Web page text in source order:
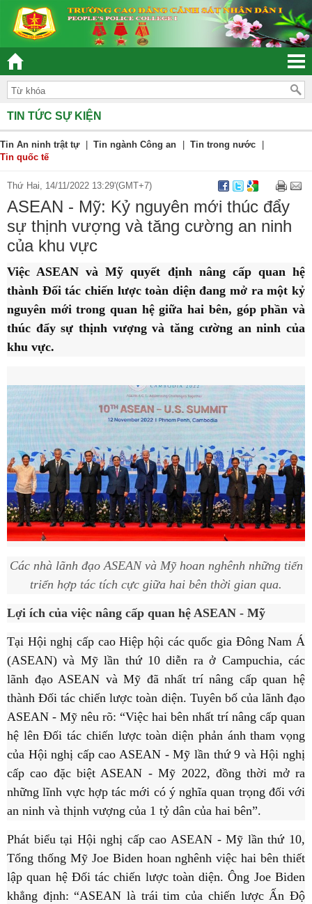
“ĐOÀN KẾT – DÂN CHỦ - KỶ CƯƠNG – TRÁCH
TIN TỨC SỰ KIỆN
Tin An ninh trật tự Tin ngành Công an Tin trong nước
Tin quốc tế
Thứ Hai, 14/11/2022 13:29'(GMT+7)
ASEAN - Mỹ: Kỷ nguyên mới thúc đẩy
sự thịnh vượng và tăng cường an ninh
của khu vực
Việc ASEAN và Mỹ quyết định nâng cấp quan hệ
thành Đối tác chiến lược toàn diện đang mở ra một kỷ
nguyên mới trong quan hệ giữa hai bên, góp phần và
thúc đẩy sự thịnh vượng và tăng cường an ninh của
khu vực.
Các nhà lãnh đạo ASEAN và Mỹ hoan nghênh những tiến
triển hợp tác tích cực giữa hai bên thời gian qua.
Lợi ích của việc nâng cấp quan hệ ASEAN - Mỹ
Tại Hội nghị cấp cao Hiệp hội các quốc gia Đông Nam Á
(ASEAN) và Mỹ lần thứ 10 diễn ra ở Campuchia, các
lãnh đạo ASEAN và Mỹ đã nhất trí nâng cấp quan hệ
thành Đối tác chiến lược toàn diện. Tuyên bố của lãnh đạo
ASEAN - Mỹ nêu rõ: “Việc hai bên nhất trí nâng cấp quan
hệ lên Đối tác chiến lược toàn diện phản ánh tham vọng
của Hội nghị cấp cao ASEAN - Mỹ lần thứ 9 và Hội nghị
cấp cao đặc biệt ASEAN - Mỹ 2022, đồng thời mở ra
những lĩnh vực hợp tác mới có ý nghĩa quan trọng đối với
an ninh và thịnh vượng của 1 tỷ dân của hai bên”.
Phát biểu tại Hội nghị cấp cao ASEAN - Mỹ lần thứ 10,
Tổng thống Mỹ Joe Biden hoan nghênh việc hai bên thiết
lập quan hệ Đối tác chiến lược toàn diện. Ông Joe Biden
khẳng định: “ASEAN là trái tim của chiến lược Ấn Độ